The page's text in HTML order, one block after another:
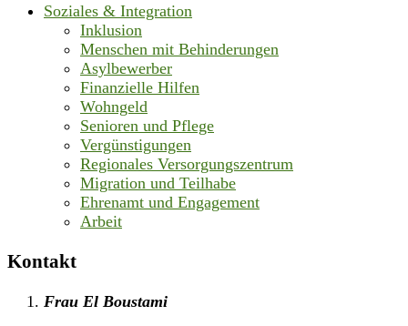
Soziales & Integration
Inklusion
Menschen mit Behinderungen
Asylbewerber
Finanzielle Hilfen
Wohngeld
Senioren und Pflege
Vergünstigungen
Regionales Versorgungszentrum
Migration und Teilhabe
Ehrenamt und Engagement
Arbeit
Kontakt
Frau El Boustami